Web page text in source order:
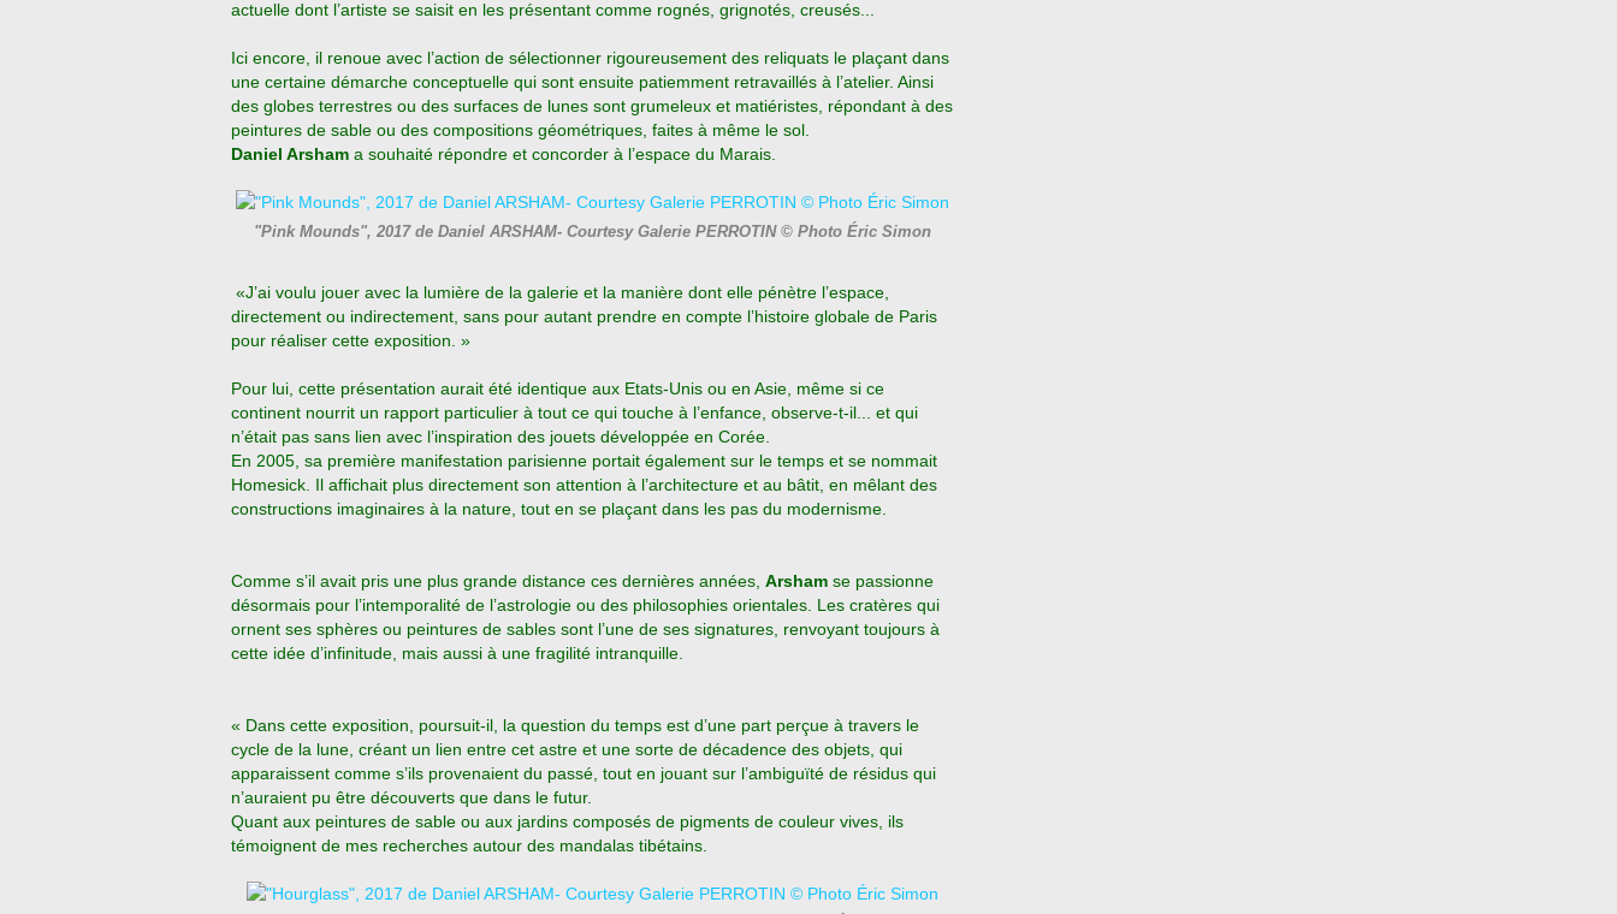
actuelle dont l’artiste se saisit en les présentant comme rognés, grignotés, creusés...
Ici encore, il renoue avec l’action de sélectionner rigoureusement des reliquats le plaçant dans
une certaine démarche conceptuelle qui sont ensuite patiemment retravaillés à l’atelier. Ainsi
des globes terrestres ou des surfaces de lunes sont grumeleux et matiéristes, répondant à des
peintures de sable ou des compositions géométriques, faites à même le sol.
Daniel Arsham a souhaité répondre et concorder à l’espace du Marais.
"Pink Mounds", 2017 de Daniel ARSHAM- Courtesy Galerie PERROTIN © Photo Éric Simon
«J’ai voulu jouer avec la lumière de la galerie et la manière dont elle pénètre l’espace,
directement ou indirectement, sans pour autant prendre en compte l’histoire globale de Paris
pour réaliser cette exposition. »
Pour lui, cette présentation aurait été identique aux Etats-Unis ou en Asie, même si ce
continent nourrit un rapport particulier à tout ce qui touche à l’enfance, observe-t-il... et qui
n’était pas sans lien avec l’inspiration des jouets développée en Corée.
En 2005, sa première manifestation parisienne portait également sur le temps et se nommait
Homesick. Il affichait plus directement son attention à l’architecture et au bâtit, en mêlant des
constructions imaginaires à la nature, tout en se plaçant dans les pas du modernisme.
Comme s’il avait pris une plus grande distance ces dernières années, Arsham se passionne
désormais pour l’intemporalité de l’astrologie ou des philosophies orientales. Les cratères qui
ornent ses sphères ou peintures de sables sont l’une de ses signatures, renvoyant toujours à
cette idée d’infinitude, mais aussi à une fragilité intranquille.
« Dans cette exposition, poursuit-il, la question du temps est d’une part perçue à travers le
cycle de la lune, créant un lien entre cet astre et une sorte de décadence des objets, qui
apparaissent comme s’ils provenaient du passé, tout en jouant sur l’ambiguïté de résidus qui
n’auraient pu être découverts que dans le futur.
Quant aux peintures de sable ou aux jardins composés de pigments de couleur vives, ils
témoignent de mes recherches autour des mandalas tibétains.